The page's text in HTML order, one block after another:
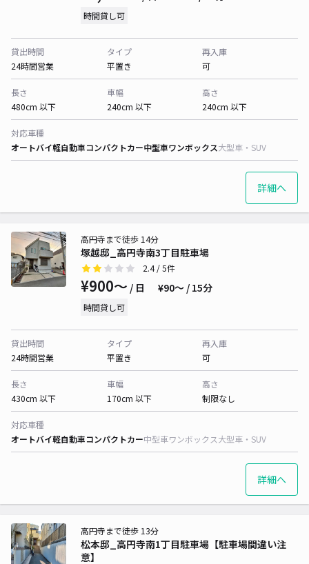
時間貸し可
貸出時間
24時間営業
タイプ
平置き
再入庫
可
長さ
480cm 以下
車幅
240cm 以下
高さ
240cm 以下
対応車種
オートバイ軽自動車コンパクトカー中型車ワンボックス大型車・SUV
詳細へ
塚越邸_高円寺南3丁目駐車場
高円寺まで徒歩 14分
2.4/ 5件
¥900〜 / 日 ¥90〜 / 15分
時間貸し可
貸出時間
24時間営業
タイプ
平置き
再入庫
可
長さ
430cm 以下
車幅
170cm 以下
高さ
制限なし
対応車種
オートバイ軽自動車コンパクトカー中型車ワンボックス大型車・SUV
詳細へ
松本邸_高円寺南1丁目駐車場【駐車場間違い注
意】
高円寺まで徒歩 13分